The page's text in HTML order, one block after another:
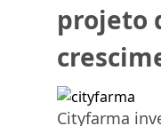
projeto
Cityfarma